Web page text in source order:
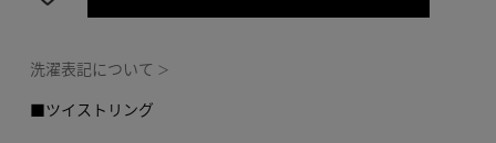
洗濯表記について ＞
■ツイストリング